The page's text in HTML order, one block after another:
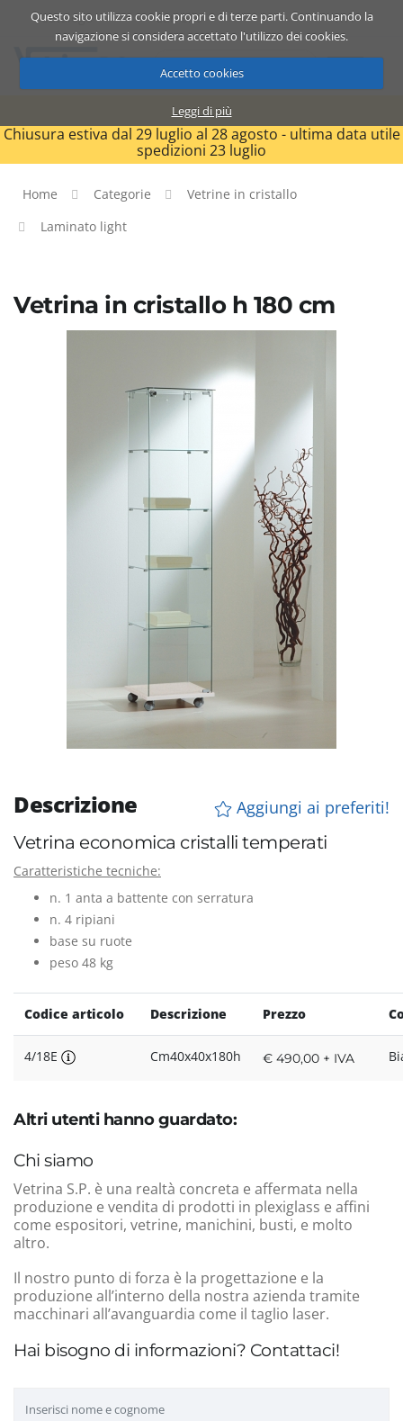
Questo sito utilizza cookie propri e di terze parti. Continuando la
navigazione si considera accettato l'utilizzo dei cookies.
Accetto cookies
Leggi di più
Catalogo Carrello ITA
Chiusura estiva dal 29 luglio al 28 agosto - ultima data utile
spedizioni 23 luglio
Home Categorie
Vetrine in cristallo
Laminato light
Vetrina in cristallo h 180 cm
Descrizione
Aggiungi ai preferiti!
Vetrina economica cristalli temperati
Caratteristiche tecniche:
n. 1 anta a battente con serratura
n. 4 ripiani
base su ruote
peso 48 kg
Codice articolo Descrizione Prezzo
4/18E Cm40x40x180h € 490,00 + IVA
Hai bisogno di informazioni? Contattaci!
Chi siamo
Vetrina S.P. è una realtà concreta e affermata nella
produzione e vendita di prodotti in plexiglass e affini
come espositori, vetrine, manichini, busti, e molto
altro.
Il nostro punto di forza è la progettazione e la
produzione all’interno della nostra azienda tramite
macchinari all’avanguardia come il taglio laser.
Altri utenti hanno guardato: